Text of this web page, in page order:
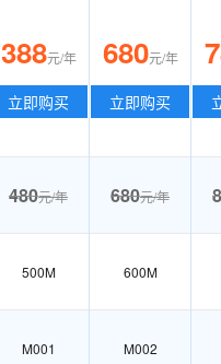
388元/年
立即购买
680元/年
立即购买
480元/年 680元/年
500M 600M
M001 M002